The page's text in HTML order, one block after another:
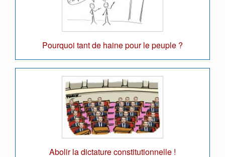
Pourquoi tant de haine pour le peuple ?
Abolir la dictature constitutionnelle !